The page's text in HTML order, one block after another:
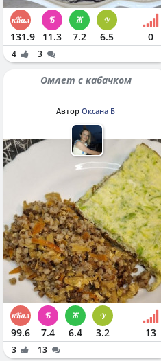
131.9 11.3 7.2 6.5 0
4 3
Омлет с кабачком
Автор Оксана Б
99.6 7.4 6.4 3.2 13
3
13